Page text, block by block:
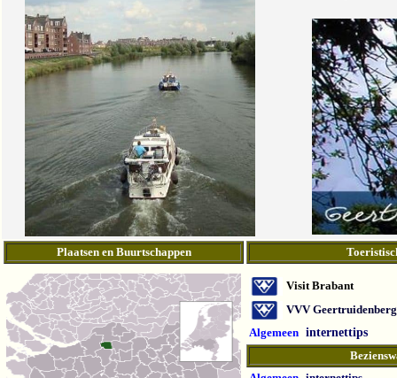
Plaatsen en Buurtschappen
Visit Brabant
VVV Geertruidenberg
Algemeen internettips